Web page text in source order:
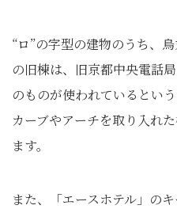
“ロ”の字型の建物のうち、
の旧棟は、旧京都中央電話
のものが使われているとい
カーブやアーチを取り入れ
ます。
また、「エースホテル」の